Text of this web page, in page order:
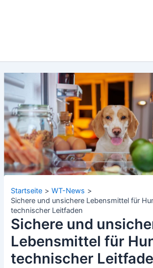
Startseite
WT-News
Sichere und unsichere Lebensmittel für
technischer Leitfaden
Sichere und
Lebensmittel für
technischer